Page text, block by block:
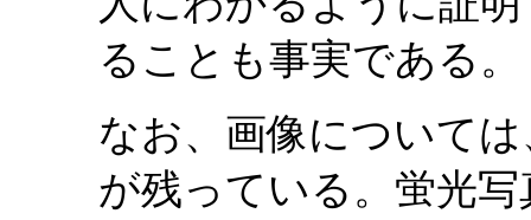
ることも事実である。
なお、画像について
が残っている。蛍光